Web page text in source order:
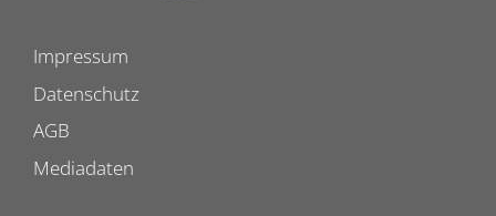
Impressum
Datenschutz
AGB
Mediadaten